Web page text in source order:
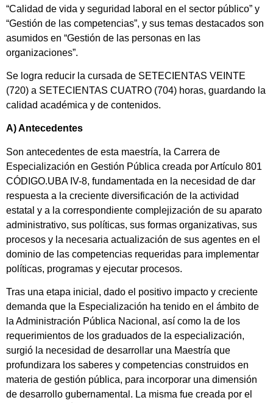
“Calidad de vida y seguridad laboral en el sector público” y
“Gestión de las competencias”, y sus temas destacados son
asumidos en “Gestión de las personas en las
organizaciones”.
Se logra reducir la cursada de SETECIENTAS VEINTE
(720) a SETECIENTAS CUATRO (704) horas, guardando la
calidad académica y de contenidos.
A) Antecedentes
Son antecedentes de esta maestría, la Carrera de
Especialización en Gestión Pública creada por Artículo 801
CÓDIGO.UBA IV-8, fundamentada en la necesidad de dar
respuesta a la creciente diversificación de la actividad
estatal y a la correspondiente complejización de su aparato
administrativo, sus políticas, sus formas organizativas, sus
procesos y la necesaria actualización de sus agentes en el
dominio de las competencias requeridas para implementar
políticas, programas y ejecutar procesos.
Tras una etapa inicial, dado el positivo impacto y creciente
demanda que la Especialización ha tenido en el ámbito de
la Administración Pública Nacional, así como la de los
requerimientos de los graduados de la especialización,
surgió la necesidad de desarrollar una Maestría que
profundizara los saberes y competencias construidos en
materia de gestión pública, para incorporar una dimensión
de desarrollo gubernamental. La misma fue creada por el